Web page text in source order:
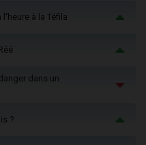
à la Téfila
dans un
?